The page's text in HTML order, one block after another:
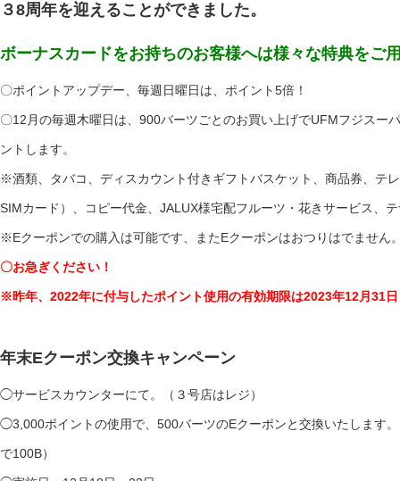
３8周年を迎えることができました。
ボーナスカードをお持ちのお客様へは様々な特典をご
〇ポイントアップデー、毎週日曜日は、ポイント5倍！
〇12月の毎週木曜日は、900バーツごとのお買い上げでUFMフジスー
ントします。
※酒類、タバコ、ディスカウント付きギフトバスケット、商品券、テ
SIMカード）、コピー代金、JALUX様宅配フルーツ・花きサービス、
※Eクーポンでの購入は可能です、またEクーポンはおつりはでません
〇お急ぎください！
※昨年、2022年に付与したポイント使用の有効期限は2023年12月31
年末Eクーポン交換キャンペーン
◯サービスカウンターにて。（３号店はレジ）
◯3,000ポイントの使用で、500バーツのEクーポンと交換いたします
で100B）